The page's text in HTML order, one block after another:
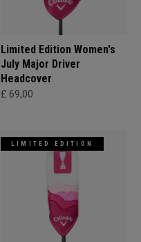
Limited Edition Women's
July Major Driver
Headcover
£ 69,00
LIMITED EDITION